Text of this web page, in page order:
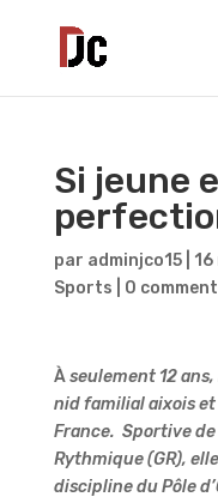
Si jeune
par adminjco15|
Sports
0
Àseulement 12
nid familial aixois et
France. Sportive
Rythmique (GR),
discipline du Pôle